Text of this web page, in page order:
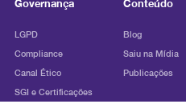
Governança
LGPD
Compliance
Canal Ético
SGI e Certificações
Conteúdo
Blog
Saiu na Mídia
Publicações